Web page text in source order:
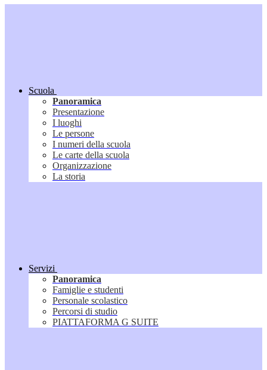
Scuola
Panoramica
Presentazione
I luoghi
Le persone
I numeri della scuola
Le carte della scuola
Organizzazione
La storia
Servizi
Panoramica
Famiglie e studenti
Personale scolastico
Percorsi di studio
PIATTAFORMA G SUITE